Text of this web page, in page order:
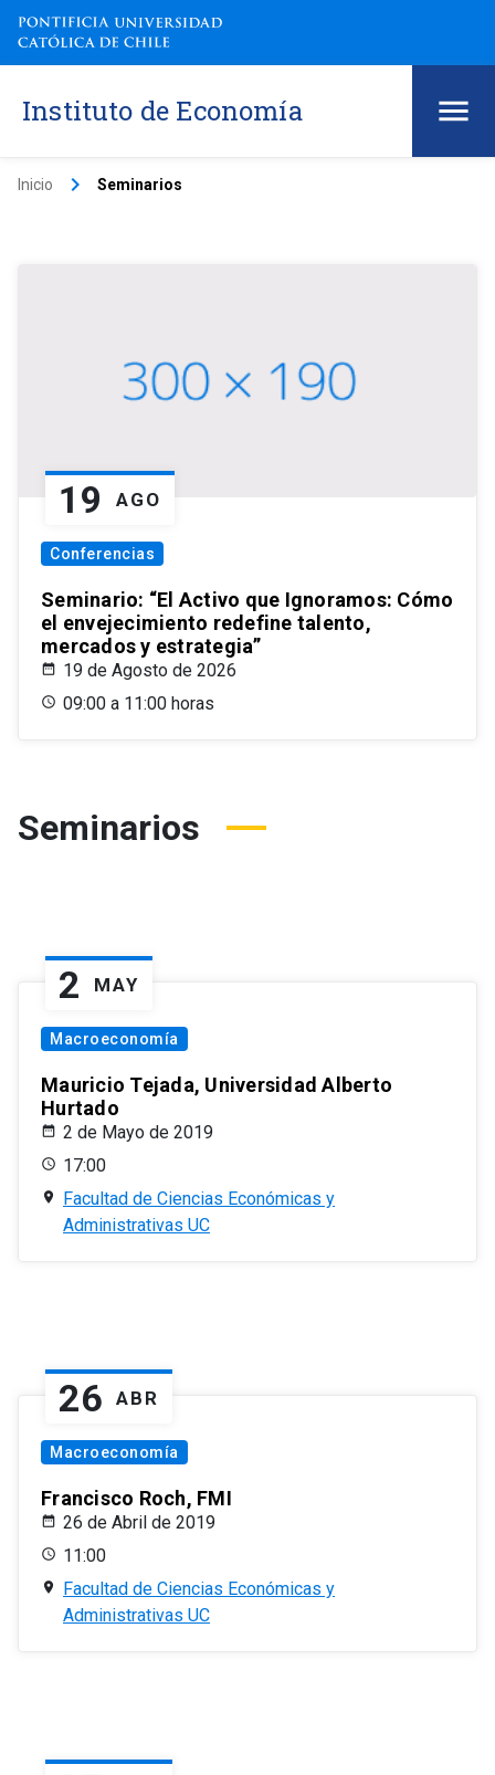
Instituto de Economía
Inicio keyboard_arrow_right Seminarios
19 AGO
Conferencias
Seminario: “El Activo que Ignoramos: Cómo
el envejecimiento redefine talento,
mercados y estrategia”
19 de Agosto de 2026
09:00 a 11:00 horas
Seminarios
2 MAY
Macroeconomía
Mauricio Tejada, Universidad Alberto
Hurtado
2 de Mayo de 2019
17:00
Facultad de Ciencias Económicas y
Administrativas UC
26 ABR
Macroeconomía
Francisco Roch, FMI
26 de Abril de 2019
11:00
Facultad de Ciencias Económicas y
Administrativas UC